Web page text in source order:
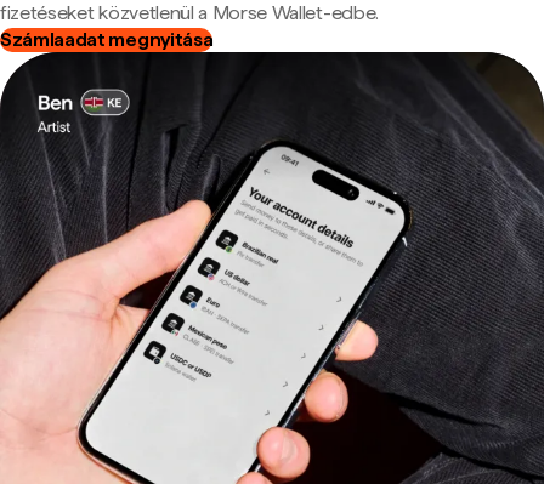
fizetéseket közvetlenül a Morse Wallet-edbe.
Számlaadat megnyitása